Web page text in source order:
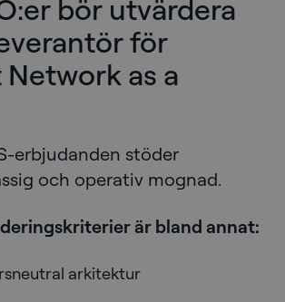
bör utvärdera
för
as a
erbjudanden stöder
och operativ mognad.
är bland annat:
arkitektur